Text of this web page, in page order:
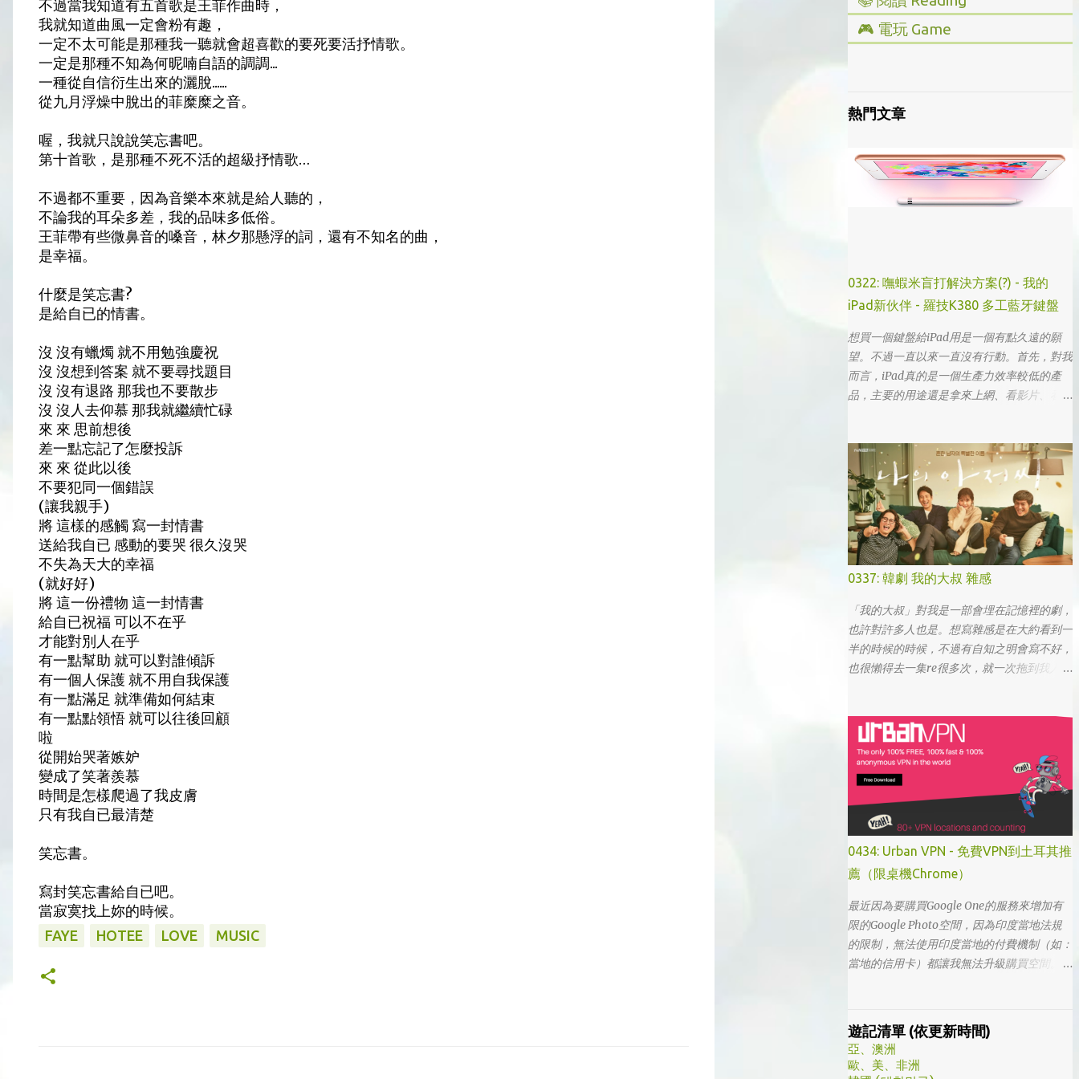
不過當我知道有五首歌是王菲作曲時，
我就知道曲風一定會粉有趣，
一定不太可能是那種我一聽就會超喜歡的要死要活抒情歌。
一定是那種不知為何昵喃自語的調調...
一種從自信衍生出來的灑脫......
從九月浮燥中脫出的菲糜糜之音。
喔，我就只說說笑忘書吧。
第十首歌，是那種不死不活的超級抒情歌…
不過都不重要，因為音樂本來就是給人聽的，
不論我的耳朵多差，我的品味多低俗。
王菲帶有些微鼻音的嗓音，林夕那懸浮的詞，還有不知名的曲，
是幸福。
什麼是笑忘書?
是給自已的情書。
沒 沒有蠟燭 就不用勉強慶祝
沒 沒想到答案 就不要尋找題目
沒 沒有退路 那我也不要散步
沒 沒人去仰慕 那我就繼續忙碌
來 來 思前想後
差一點忘記了怎麼投訴
來 來 從此以後
不要犯同一個錯誤
(讓我親手)
將 這樣的感觸 寫一封情書
送給我自已 感動的要哭 很久沒哭
不失為天大的幸福
(就好好)
將 這一份禮物 這一封情書
給自已祝福 可以不在乎
才能對別人在乎
有一點幫助 就可以對誰傾訴
有一個人保護 就不用自我保護
有一點滿足 就準備如何結束
有一點點領悟 就可以往後回顧
啦
從開始哭著嫉妒
變成了笑著羨慕
時間是怎樣爬過了我皮膚
只有我自已最清楚
笑忘書。
寫封笑忘書給自已吧。
當寂寞找上妳的時候。
FAYE HOTEE LOVE MUSIC
▸ 投資理財
▸ 藝術設計
🎮 電玩 Game
熱門文章
0322: 嘸蝦米盲打解決方案(?) - 我的
iPad新伙伴 - 羅技K380 多工藍牙鍵盤
想買一個鍵盤給iPad用是一個有點久遠的願
望。不過一直以來一直沒有行動。首先，對我
而言，iPad真的是一個生產力效率較低的產
品，主要的用途還是拿來上網、看影片、看小
出不太想帶滑鼠，所以動作還是比較慢)，這
兩者還是有效率多了。 想來想去，iPad能夠
比電腦還有生產力的部份可能會落在畫圖這一
塊吧... 可惜大一畫了一個學期的蛋之後，我就
知道我在這一塊應該是沒啥天份的XD
0337: 韓劇 我的大叔 雜感
「我的大叔」對我是一部會埋在記憶裡的劇，
也許對許多人也是。想寫雜感是在大約看到一
半的時候的時候，不過有自知之明會寫不好，
也很懶得去一集re很多次，就一次拖到我人生
的，想說該不會為了要創造話題，所以硬拍一
部老少配的題材吧。加上男女主角都不認識，
所以一直到播出了三、四集開始好評不斷，加
上面臨了美、日、韓劇的劇荒，個人又特愛喪
劇，我硬是在找出來看了一次…。 不得不說，
開頭的辦公室場景，打昆蟲的的情節和打在代
表頭上奇異動畫，讓我以為這是次世代的搞笑
辦公室劇。第一集看完的時候，說真的還真不
知道這部劇集要表達什麼 - 因為開頭讓我覺得
無厘頭的場景和後續開始步入至安的黑暗世
界，讓我好難入戲。 為什麼要作這飄蟲視角?
為什麼要加這些星星? 所以當我推這部戲給朋
友的時候，我和朋友說一定要撐過第一集，過
我還是在劇荒中，再重看第一集，意外的覺得
發現角色們的另外一面。像是大叔上班時原來
是講冷笑話的高手；至安那張毫無感情的臉，
0434: Urban VPN - 免費VPN到土耳其推
薦（限桌機Chrome）
最近因為要購買Google One的服務來增加有
限的Google Photo空間，因為印度當地法規
的限制，無法使用印度當地的付費機制（如：
當地的信用卡）都讓我無法升級購買空間。因
不少，而且還bundle了不少近年常提到的
VPN，像是NordVPN/ Surfshark等…但因為這
些VPN服務都已經沒有免費的試用期了… 在花
遊記清單 (依更新時間)
亞、澳洲
歐、美、非洲